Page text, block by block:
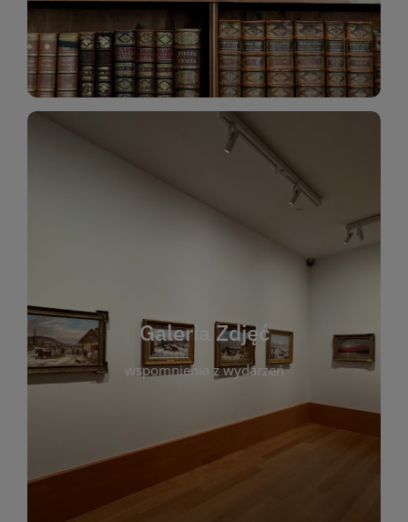
Katalog Zbiorów
Galeria Zdjęć
wspomnienia z wydarzeń
Galeria Zdjęć
wspomnienia z wydarzeń, spotkań i projektów
którym można zobaczyć, jak żyje nasza biblioteka
i jej społeczność. Zdjęcia dokumentują zarówno
uroczyste chwile, jak i codzienne aktywności
czytelników. Regularnie dodajemy nowe galerie,
by każdy mógł powrócić do wyjątkowych
momentów. Zapraszamy do obejrzenia,
wspominania i inspirowania się!